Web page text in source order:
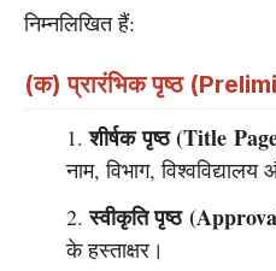
निम्नलिखित हैं:
(क) प्रारंभिक पृष्ठ
शीर्षक पृष्ठ (Title
नाम, विभाग, विश्वविद्यालय
स्वीकृति पृष्ठ
के हस्ताक्षर।